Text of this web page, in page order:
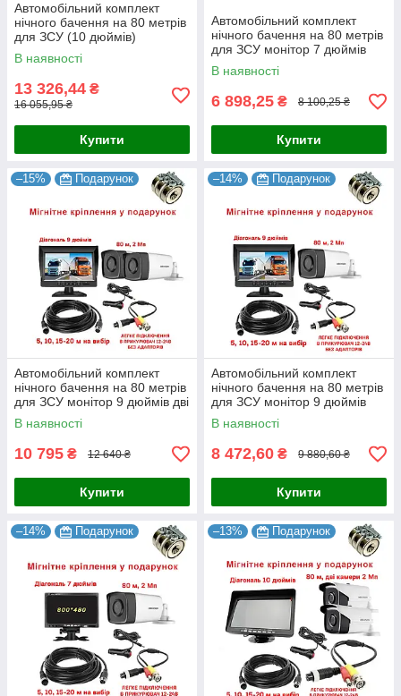
Автомобільний комплект
нічного бачення на 80 метрів
для ЗСУ (10 дюймів)
В наявності
13 326,44 ₴
16 055,95 ₴
Купити
Автомобільний комплект
нічного бачення на 80 метрів
для ЗСУ монітор 7 дюймів
1024x600 AHD
В наявності
6 898,25 ₴ 8 100,25 ₴
Купити
–15% Подарунок
Автомобільний комплект
нічного бачення на 80 метрів
для ЗСУ монітор 9 дюймів дві
камери
В наявності
10 795 ₴ 12 640 ₴
Купити
–14% Подарунок
Автомобільний комплект
нічного бачення на 80 метрів
для ЗСУ монітор 9 дюймів
В наявності
8 472,60 ₴ 9 880,60 ₴
Купити
–14% Подарунок –13% Подарунок